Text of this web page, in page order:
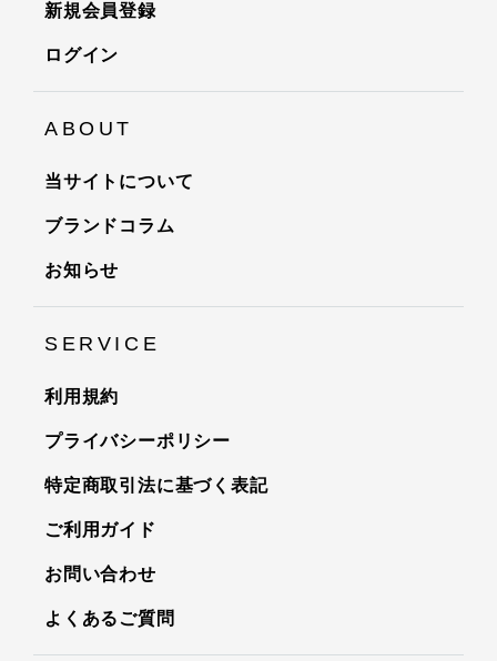
新規会員登録
ログイン
ABOUT
当サイトについて
ブランドコラム
お知らせ
SERVICE
利用規約
プライバシーポリシー
特定商取引法に基づく表記
ご利用ガイド
お問い合わせ
よくあるご質問